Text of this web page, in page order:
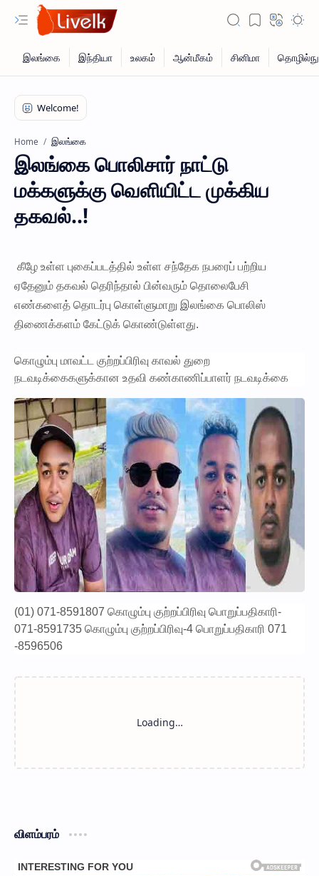
Home இலங்கை
இலங்கை பொலிசார் நாட்டு
மக்களுக்கு வெளியிட்ட முக்கிய
தகவல்..!
கீழே உள்ள புகைப்படத்தில் உள்ள சந்தேக நபரைப் பற்றிய
ஏதேனும் தகவல் தெரிந்தால் பின்வரும் தொலைபேசி
எண்களைத் தொடர்பு கொள்ளுமாறு இலங்கை பொலிஸ்
திணைக்களம் கேட்டுக் கொண்டுள்ளது.
கொழும்பு மாவட்ட குற்றப்பிரிவு காவல் துறை
நடவடிக்கைகளுக்கான உதவி கண்காணிப்பாளர் நடவடிக்கை
(01) 071-8591807 கொழும்பு குற்றப்பிரிவு பொறுப்பதிகாரி-
071-8591735 கொழும்பு குற்றப்பிரிவு-4 பொறுப்பதிகாரி 071
-8596506
விளம்பரம்